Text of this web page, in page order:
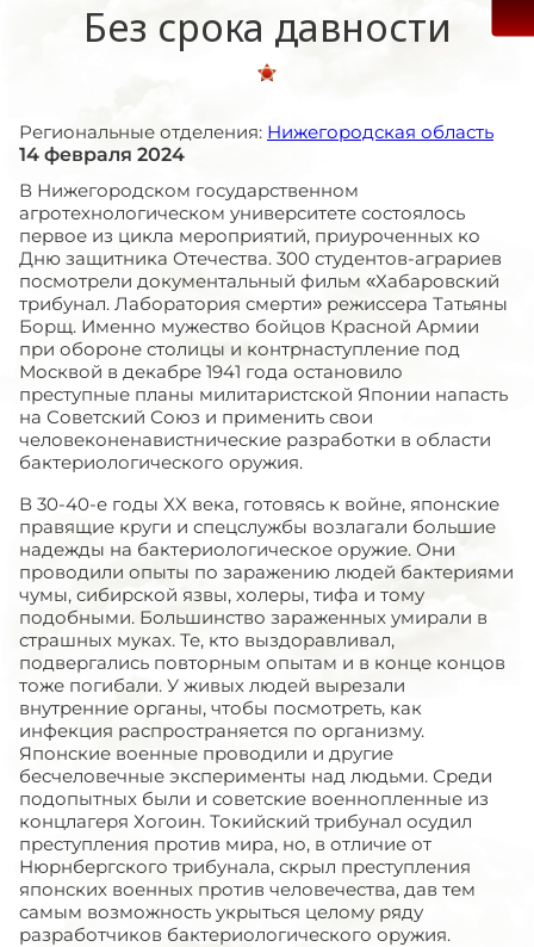
Без срока давности
Региональные отделения: Нижегородская область
14 февраля 2024
В Нижегородском государственном
агротехнологическом университете состоялось
первое из цикла мероприятий, приуроченных ко
Дню защитника Отечества. 300 студентов-аграриев
посмотрели документальный фильм «Хабаровский
трибунал. Лаборатория смерти» режиссера Татьяны
Борщ. Именно мужество бойцов Красной Армии
при обороне столицы и контрнаступление под
Москвой в декабре 1941 года остановило
преступные планы милитаристской Японии напасть
на Советский Союз и применить свои
человеконенавистнические разработки в области
бактериологического оружия.
В 30-40-е годы XX века, готовясь к войне, японские
правящие круги и спецслужбы возлагали большие
надежды на бактериологическое оружие. Они
проводили опыты по заражению людей бактериями
чумы, сибирской язвы, холеры, тифа и тому
подобными. Большинство зараженных умирали в
страшных муках. Те, кто выздоравливал,
подвергались повторным опытам и в конце концов
тоже погибали. У живых людей вырезали
внутренние органы, чтобы посмотреть, как
инфекция распространяется по организму.
Японские военные проводили и другие
бесчеловечные эксперименты над людьми. Среди
подопытных были и советские военнопленные из
концлагеря Хогоин. Токийский трибунал осудил
преступления против мира, но, в отличие от
Нюрнбергского трибунала, скрыл преступления
японских военных против человечества, дав тем
самым возможность укрыться целому ряду
разработчиков бактериологического оружия.